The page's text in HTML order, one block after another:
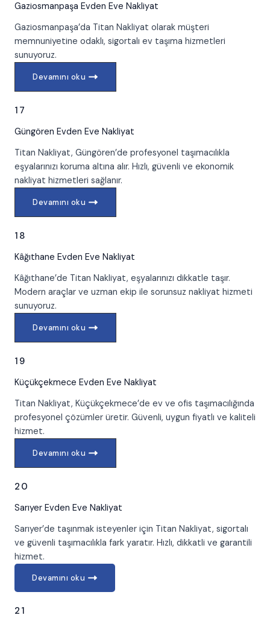
Gaziosmanpaşa Evden Eve Nakliyat
Gaziosmanpaşa’da Titan Nakliyat olarak müşteri
memnuniyetine odaklı, sigortalı ev taşıma hizmetleri
sunuyoruz.
Devamını oku
17
Güngören Evden Eve Nakliyat
Titan Nakliyat, Güngören’de profesyonel taşımacılıkla
eşyalarınızı koruma altına alır. Hızlı, güvenli ve ekonomik
nakliyat hizmetleri sağlanır.
Devamını oku
18
Kâğıthane Evden Eve Nakliyat
Kâğıthane’de Titan Nakliyat, eşyalarınızı dikkatle taşır.
Modern araçlar ve uzman ekip ile sorunsuz nakliyat hizmeti
sunuyoruz.
Devamını oku
19
Küçükçekmece Evden Eve Nakliyat
Titan Nakliyat, Küçükçekmece’de ev ve ofis taşımacılığında
profesyonel çözümler üretir. Güvenli, uygun fiyatlı ve kaliteli
hizmet.
Devamını oku
20
Sarıyer Evden Eve Nakliyat
Sarıyer’de taşınmak isteyenler için Titan Nakliyat, sigortalı
ve güvenli taşımacılıkla fark yaratır. Hızlı, dikkatli ve garantili
hizmet.
Devamını oku
21